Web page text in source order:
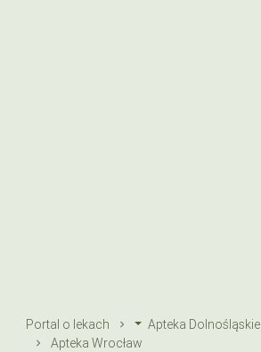
Portal o lekach
Apteka Dolnośląskie
Apteka Wrocław